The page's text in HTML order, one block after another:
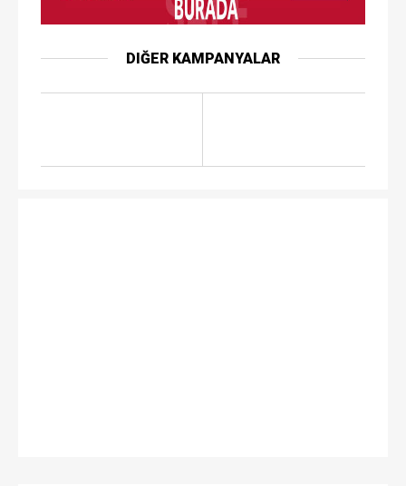
DIĞER KAMPANYALAR